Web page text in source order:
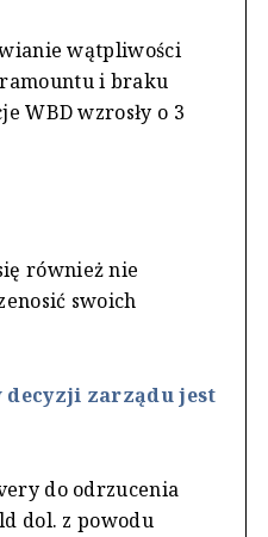
wątpliwości
i braku
WBD wzrosły o 3
również nie
swoich
decyzji zarządu jest
do odrzucenia
dol. z powodu